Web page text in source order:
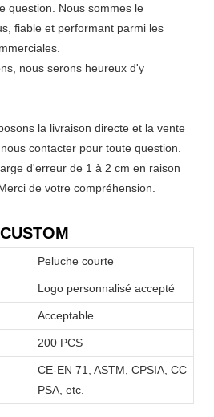
question. Nous sommes le
fiable et performant parmi les
nous serons heureux d'y
la livraison directe et la vente
contacter pour toute question.
d'erreur de 1 à 2 cm en raison
de votre compréhension.
CUSTOM
Peluche courte
Logo personnalisé accepté
Acceptable
200 PCS
CE-EN 71, ASTM, CPSIA, CC
PSA, etc.